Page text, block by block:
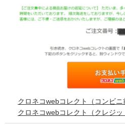
クロネコwebコレクト（コンビニ
クロネコwebコレクト（クレジッ